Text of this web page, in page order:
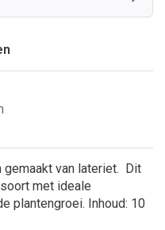
gemaakt van lateriet. Dit
met ideale
plantengroei. Inhoud: 10